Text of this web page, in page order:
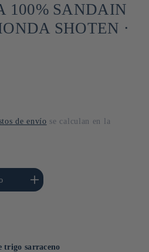
100% SANDAIN
SHOTEN ⋅
de envío se calculan en la
cantidad para Default
Title
trigo sarraceno